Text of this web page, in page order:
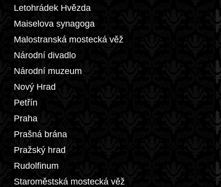
Letohrádek Hvězda
Maiselova synagoga
Malostranská mostecká věž
Národní divadlo
Národní muzeum
Nový Hrad
Petřín
Praha
Prašná brána
Pražský hrad
Rudolfinum
Staroměstská mostecká věž